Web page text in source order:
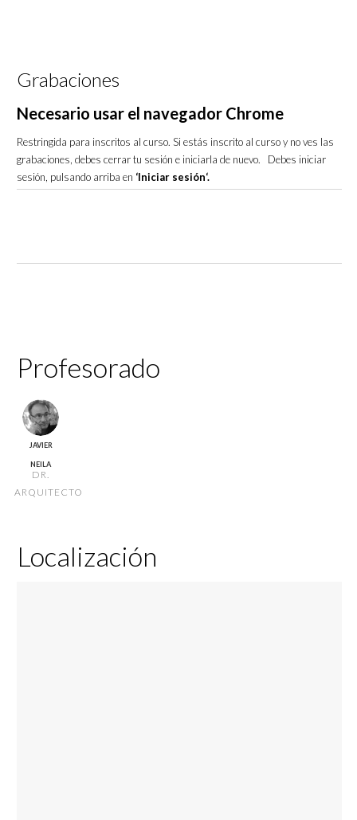
Grabaciones
Necesario usar el navegador Chrome
Restringida para inscritos al curso. Si estás inscrito al curso y no ves las
grabaciones, debes cerrar tu sesión e iniciarla de nuevo. Debes iniciar
sesión, pulsando arriba en ‘Iniciar sesión‘.
Profesorado
JAVIER
NEILA
DR.
ARQUITECTO
Localización